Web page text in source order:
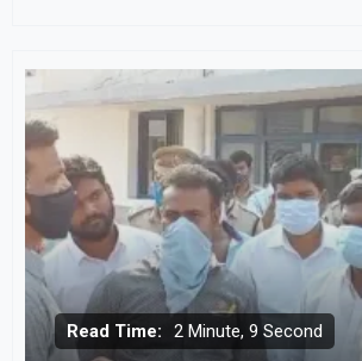
Read Time: 2 Minute, 9 Second